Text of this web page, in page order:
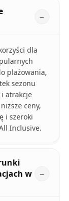
dla
plażowania,
sezonu
i atrakcje
ceny,
i szeroki
Inclusive.
w